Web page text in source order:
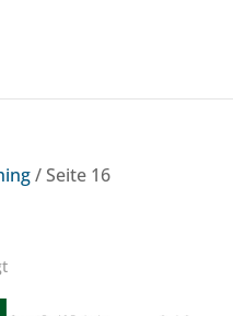
/ Seite 16